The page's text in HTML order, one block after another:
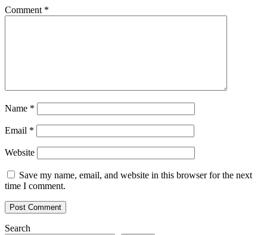
Comment *
Name *
Email *
Website
Save my name, email, and website in this browser for the next
time I comment.
Search